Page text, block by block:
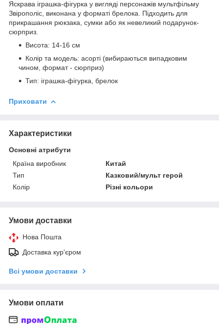
Яскрава іграшка-фігурка у вигляді персонажів мультфільму
Звірополіс, виконана у форматі брелока. Підходить для
прикрашання рюкзака, сумки або як невеликий подарунок-
сюрприз.
Висота: 14-16 см
Колір та модель: асорті (вибираються випадковим
чином, формат - сюрприз)
Тип: іграшка-фігурка, брелок
Приховати
Характеристики
Основні атрибути
Країна виробник
Китай
Тип
Казковий/мульт герой
Колір
Різні кольори
Умови доставки
Нова Пошта
Доставка кур'єром
Всі умови доставки
Умови оплати